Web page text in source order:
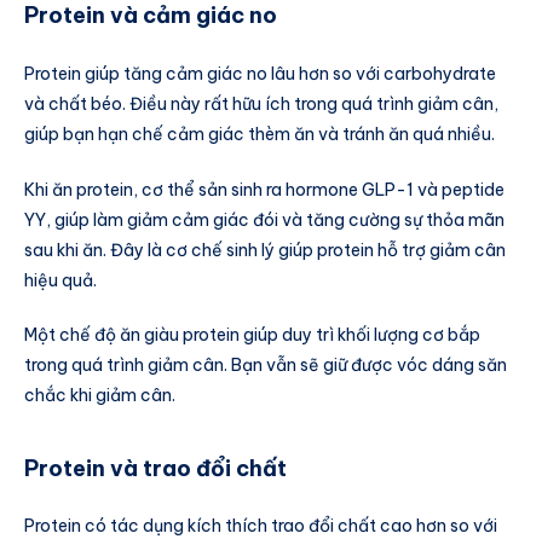
Protein và cảm giác no
Protein giúp tăng cảm giác no lâu hơn so với carbohydrate
và chất béo. Điều này rất hữu ích trong quá trình giảm cân,
giúp bạn hạn chế cảm giác thèm ăn và tránh ăn quá nhiều.
Khi ăn protein, cơ thể sản sinh ra hormone GLP-1 và peptide
YY, giúp làm giảm cảm giác đói và tăng cường sự thỏa mãn
sau khi ăn. Đây là cơ chế sinh lý giúp protein hỗ trợ giảm cân
hiệu quả.
Một chế độ ăn giàu protein giúp duy trì khối lượng cơ bắp
trong quá trình giảm cân. Bạn vẫn sẽ giữ được vóc dáng săn
chắc khi giảm cân.
Protein và trao đổi chất
Protein có tác dụng kích thích trao đổi chất cao hơn so với